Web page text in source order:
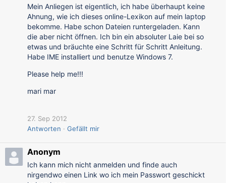
Mein Anliegen ist eigentlich, ich habe überhaupt keine
Ahnung, wie ich dieses online-Lexikon auf mein laptop
bekomme. Habe schon Dateien runtergeladen. Kann
die aber nicht öffnen. Ich bin ein absoluter Laie bei so
etwas und bräuchte eine Schritt für Schritt Anleitung.
Habe IME installiert und benutze Windows 7.
Please help me!!!
mari mar
27. Sep 2012
Antworten
Gefällt mir
Anonym
Ich kann mich nicht anmelden und finde auch
nirgendwo einen Link wo ich mein Passwort geschickt